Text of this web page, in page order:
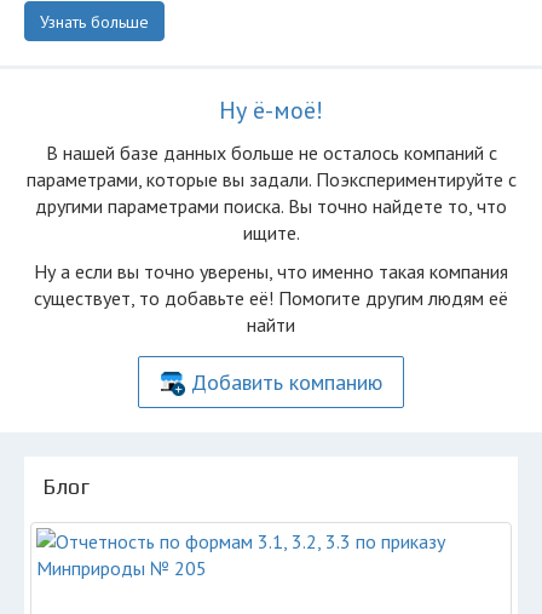
Узнать больше
Ну ё-моё!
В нашей базе данных больше не осталоcь компаний с
параметрами, которые вы задали. Поэкспериментируйте с
другими параметрами поиска. Вы точно найдете то, что
ищите.
Ну а если вы точно уверены, что именно такая компания
существует, то добавьте её! Помогите другим людям её
найти
Добавить компанию
Блог